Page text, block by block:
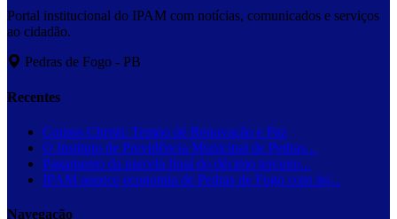
Portal institucional do IPAM com notícias, comunicados e serviços
ao cidadão.
Pedras de Fogo - PB
Recentes
Corpus Christi: Tempo de Renovação e Paz
O Instituto de Previdência Municipal de Pedras...
Pagamento da parcela final do décimo terceiro...
IPAM aquece economia de Pedras de Fogo com inj...
Navegação